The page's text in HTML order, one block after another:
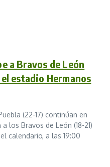
a Bravos de León
estadio Hermanos
(22-17) continúan en
los Bravos de León (18-21)
calendario, a las 19:00